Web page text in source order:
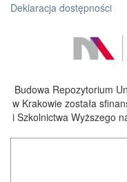
Deklaracja dostępności
Budowa Repozytorium
w Krakowie została
i Szkolnictwa Wyższego